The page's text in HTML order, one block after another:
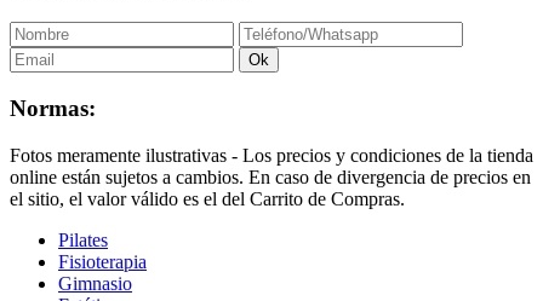
Ok
Normas:
Fotos meramente ilustrativas - Los precios y condiciones de la tienda
online están sujetos a cambios. En caso de divergencia de precios en
el sitio, el valor válido es el del Carrito de Compras.
Pilates
Fisioterapia
Gimnasio